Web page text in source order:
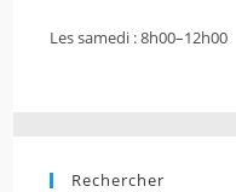
Les samedi : 8h00–12h00
Rechercher